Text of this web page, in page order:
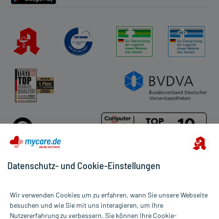
mit 4 von 5 Sternen abgegeben.
Datenschutz- und Cookie-Einstellungen
Wir verwenden Cookies um zu erfahren, wann Sie unsere Webseite
besuchen und wie Sie mit uns interagieren, um Ihre
Nutzererfahrung zu verbessern. Sie können Ihre Cookie-